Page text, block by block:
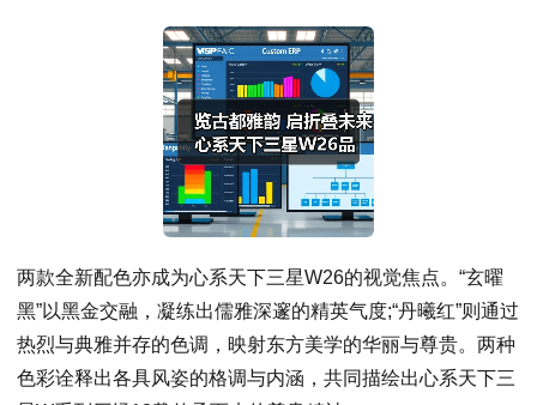
两款全新配色亦成为心系天下三星W26的视觉焦点。“玄曜
黑”以黑金交融，凝练出儒雅深邃的精英气度;“丹曦红”则通过
热烈与典雅并存的色调，映射东方美学的华丽与尊贵。两种
色彩诠释出各具风姿的格调与内涵，共同描绘出心系天下三